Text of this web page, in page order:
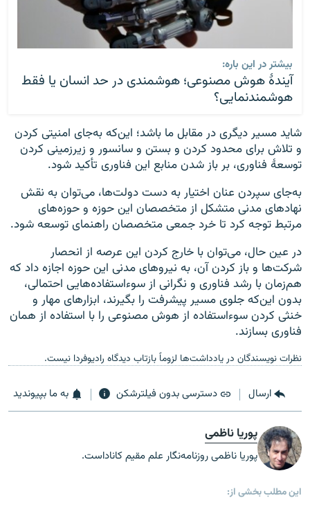
بیشتر در این باره:
آیندۀ هوش مصنوعی؛ هوشمندی در حد انسان یا فقط
هوشمندنمایی؟
شاید مسیر دیگری در مقابل ما باشد؛ این‌که به‌جای امنیتی کردن
و تلاش برای محدود کردن و بستن و سانسور و زیرزمینی کردن
توسعهٔ فناوری، بر باز شدن منابع این فناوری تأکید شود.
به‌جای سپردن عنان اختیار به دست دولت‌ها، می‌توان به نقش
نهادهای مدنی متشکل از متخصصان این حوزه و حوزه‌های
مرتبط توجه کرد تا خرد جمعی متخصصان راهنمای توسعه شود.
در عین حال، می‌توان با خارج کردن این عرصه از انحصار
شرکت‌ها و باز کردن آن، به نیروهای مدنی این حوزه اجازه داد که
هم‌زمان با رشد فناوری و نگرانی از سوءاستفاده‌هایی احتمالی،
بدون این‌که جلوی مسیر پیشرفت را بگیرند، ابزارهای مهار و
خنثی کردن سوءاستفاده از هوش مصنوعی را با استفاده از همان
فناوری بسازند.
نظرات نویسندگان در یادداشت‌ها لزوماً بازتاب دیدگاه رادیوفردا نیست.
ارسال دسترسی بدون فیلترشکن به ما بپیوندید
پوریا ناظمی
پوریا ناظمی روزنامه‌نگار علم مقیم کاناداست.
این مطلب بخشی از: